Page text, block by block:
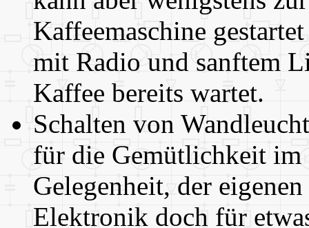
Kaffeemaschine
mit Radio und sanftem
Kaffee bereits wartet.
Schalten von
für die Gemütlichkeit im
Gelegenheit, der
Elektronik doch für